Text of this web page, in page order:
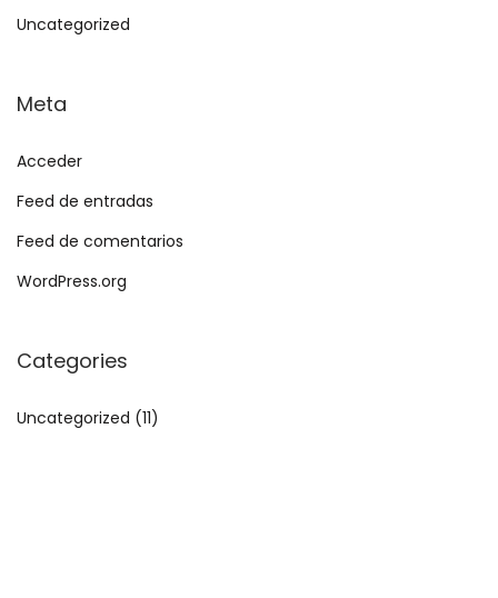
Uncategorized
Meta
Acceder
Feed de entradas
Feed de comentarios
WordPress.org
Categories
Uncategorized (11)